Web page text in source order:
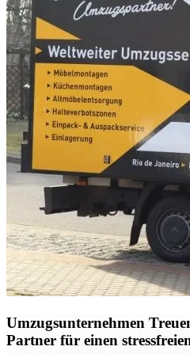
Umzugsunternehmen
Partner für einen